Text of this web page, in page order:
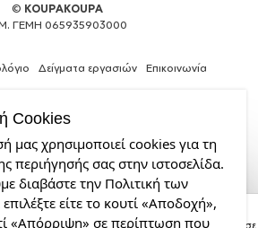
Κούπα, κεραμική, 330ml
Η παραγγελία σας θα παραδοθεί σε
© KOUPAKOUPA
ΓΕΜΗ 065935903000
Δείγματα εργασιών Επικοινωνία
Κατασκευή
ιστοσελίδων
και
Web
Design
Cookies
μας χρησιμοποιεί cookies για τη
περιήγησής σας στην ιστοσελίδα.
διαβάστε την Πολιτική των
είτε το κουτί «Αποδοχή»,
«Απόρριψη» σε περίπτωση που